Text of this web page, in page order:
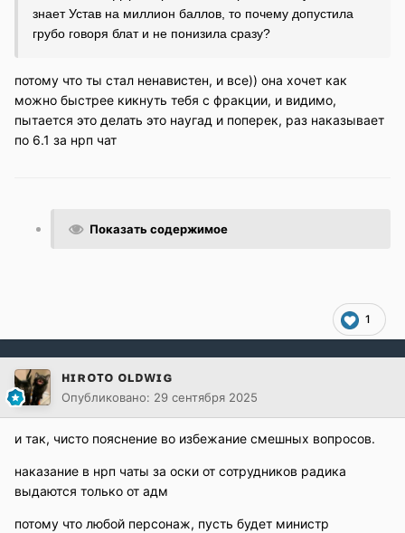
знает Устав на миллион баллов, то почему допустила
грубо говоря блат и не понизила сразу?
потому что ты стал ненавистен, и все)) она хочет как
можно быстрее кикнуть тебя с фракции, и видимо,
пытается это делать это наугад и поперек, раз наказывает
по 6.1 за нрп чат
1
Показать содержимое
ʜɪʀᴏᴛᴏ ᴏʟᴅᴡɪɢ
Опубликовано: 29 сентября 2025
и так, чисто пояснение во избежание смешных вопросов.
наказание в нрп чаты за оски от сотрудников радика
выдаются только от адм
потому что любой персонаж, пусть будет министр